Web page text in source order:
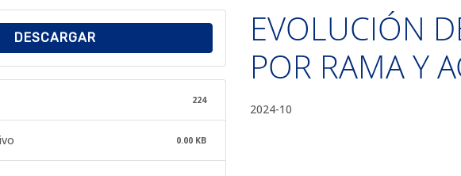
DESCARGAR
224
0.00 KB
EVOLUCIÓN
POR RAMA Y
2024-10